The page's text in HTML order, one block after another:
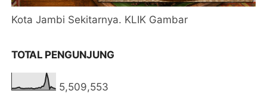
Kota Jambi Sekitarnya. KLIK Gambar
TOTAL PENGUNJUNG
5,509,553